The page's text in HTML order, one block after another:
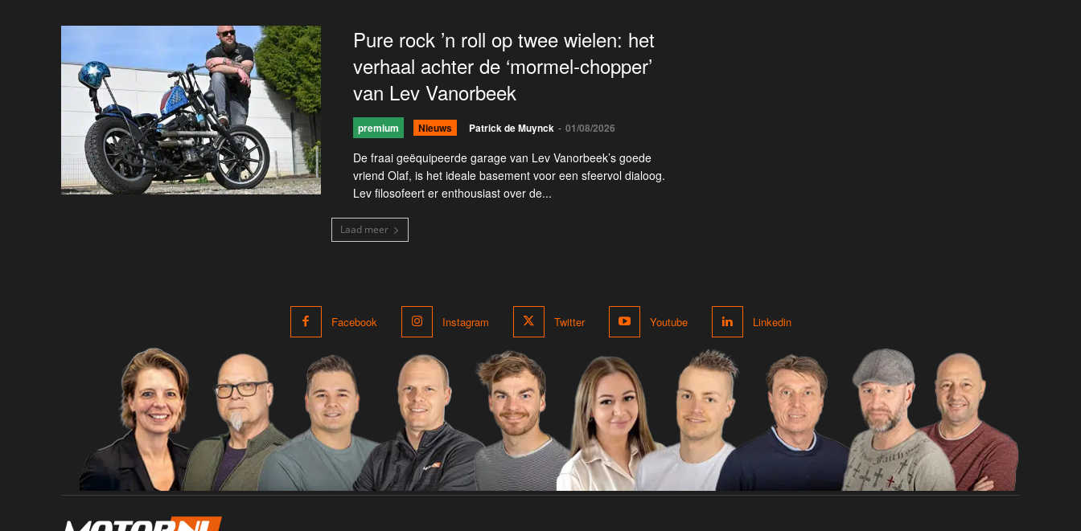
Pure rock ’n roll op twee wielen: het
verhaal achter de ‘mormel-chopper’
van Lev Vanorbeek
premium Nieuws Patrick de Muynck - 01/08/2026
De fraai geëquipeerde garage van Lev Vanorbeek’s goede
vriend Olaf, is het ideale basement voor een sfeervol dialoog.
Lev filosofeert er enthousiast over de...
Laad meer
Facebook Instagram Twitter Youtube Linkedin